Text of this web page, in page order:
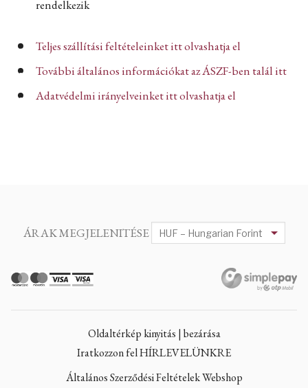
rendelkezik
Teljes szállítási feltételeinket itt olvashatja el
További általános információkat az ÁSZF-ben talál itt
Adatvédelmi irányelveinket itt olvashatja el
ÁRAK MEGJELENITÉSE
Oldaltérkép kinyitás | bezárása
Iratkozzon fel HÍRLEVELÜNKRE
Általános Szerződési Feltételek Webshop